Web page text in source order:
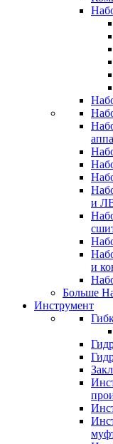
и
и
Больше
Инструмент